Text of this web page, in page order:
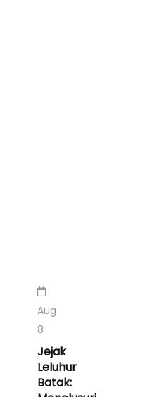
Aug
8
Jejak
Leluhur
Batak: